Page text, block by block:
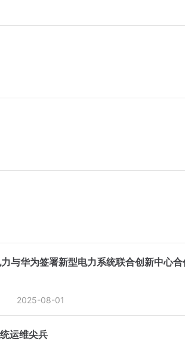
与华为签署新型电力系统联合创新中心合
2025-08-01
运维尖兵